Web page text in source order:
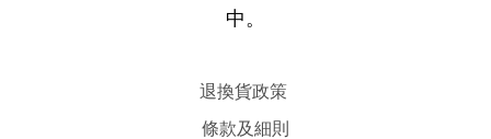
中。
退換貨政策
條款及細則